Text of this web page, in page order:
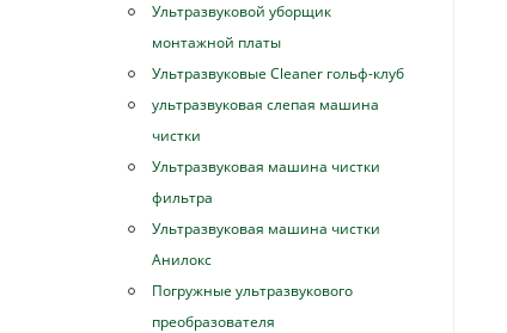
Ультразвуковой уборщик
монтажной платы
Ультразвуковые Cleaner гольф-клуб
ультразвуковая слепая машина
чистки
Ультразвуковая машина чистки
фильтра
Ультразвуковая машина чистки
Анилокс
Погружные ультразвукового
преобразователя